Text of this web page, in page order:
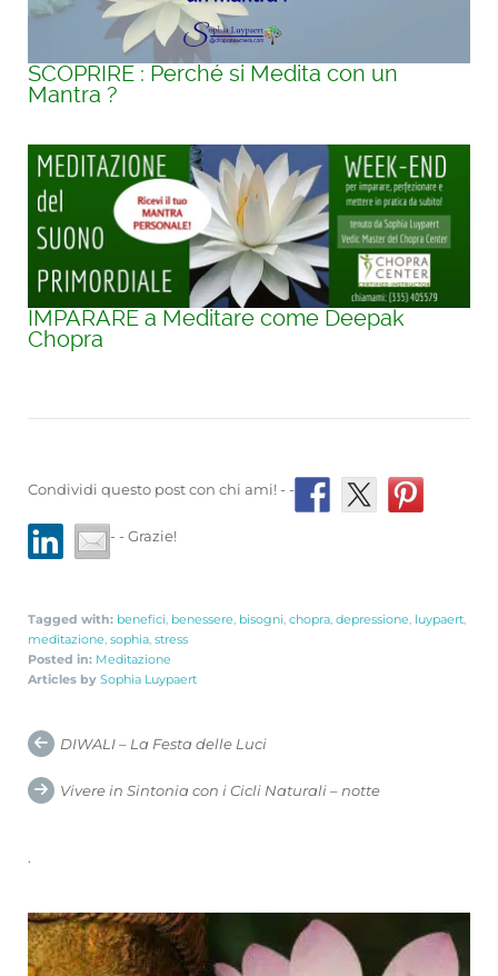
SCOPRIRE : Perché si Medita con un
Mantra ?
IMPARARE a Meditare come Deepak
Chopra
Condividi questo post con chi ami! - -
- - Grazie!
Tagged with: benefici benessere bisogni chopra depressione luypaert
meditazione sophia stress
Posted in: Meditazione
Articles by Sophia Luypaert
Post
navigation
DIWALI – La Festa delle Luci
Vivere in Sintonia con i Cicli Naturali – notte
.